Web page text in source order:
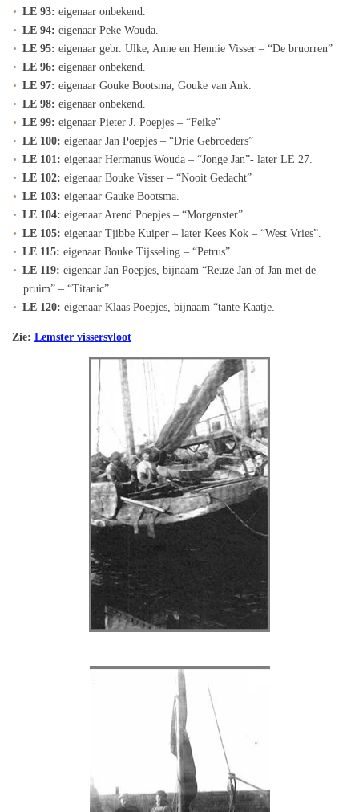
LE 93:eigenaar onbekend.
LE 94:eigenaar Peke Wouda.
LE 95:eigenaar gebr. Ulke, Anne en Hennie Visser – “De bruorren”
LE 96:eigenaar onbekend.
LE 97:eigenaar Gouke Bootsma, Gouke van Ank.
LE 98:eigenaar onbekend.
LE 99:eigenaar Pieter J. Poepjes – “Feike”
LE 100:eigenaar Jan Poepjes – “Drie Gebroeders”
LE 101:eigenaar Hermanus Wouda – “Jonge Jan”- later LE 27.
LE 102:eigenaar Bouke Visser – “Nooit Gedacht”
LE 103:eigenaar Gauke Bootsma.
LE 104:eigenaar Arend Poepjes – “Morgenster”
LE 105:eigenaar Tjibbe Kuiper – later Kees Kok – “West Vries”.
LE 115:eigenaar Bouke Tijsseling – “Petrus”
LE 119:eigenaar Jan Poepjes, bijnaam “Reuze Jan of Jan met de
pruim” – “Titanic”
LE 120:eigenaar Klaas Poepjes, bijnaam “tante Kaatje.
Zie: Lemster vissersvloot